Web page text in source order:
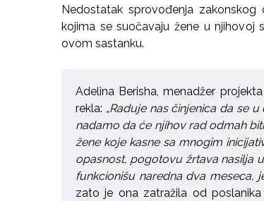
Nedostatak sprovođenja
kojima se suočavaju žene u
ovom sastanku.
Adelina Berisha, menadžer
rekla: „Raduje nas činjenica da se
nadamo da će njihov rad odmah
žene koje kasne sa mnogim
opasnost, pogotovu žrtava nasilja
funkcionišu naredna dva meseca,
zato je ona zatražila od